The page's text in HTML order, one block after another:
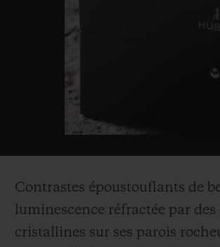
Contrastes époustouflants de
luminescence réfractée par des
cristallines sur ses parois